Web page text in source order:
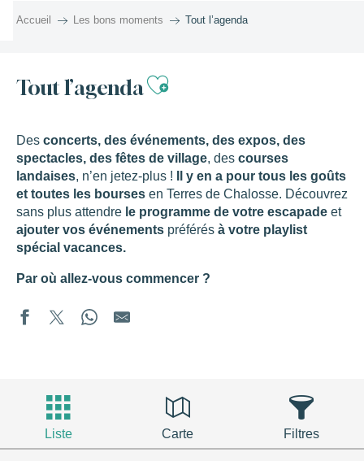
Accueil Les bons moments Tout l’agenda
Tout l’agendaAjouter aux
Des concerts, des événements, des expos, des
spectacles, des fêtes de village, des courses
landaises, n’en jetez-plus !
Il y en a pour tous les goûts
et toutes les bourses en Terres de Chalosse. Découvrez
sans plus attendre le programme de votre escapade et
ajouter vos événements préférés à votre playlist
spécial vacances.
Par où allez-vous commencer ?
Liste Carte Filtres